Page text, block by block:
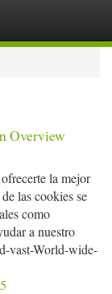
Overview
la mejor
las cookies se
como
a nuestro
vast-World-wide-